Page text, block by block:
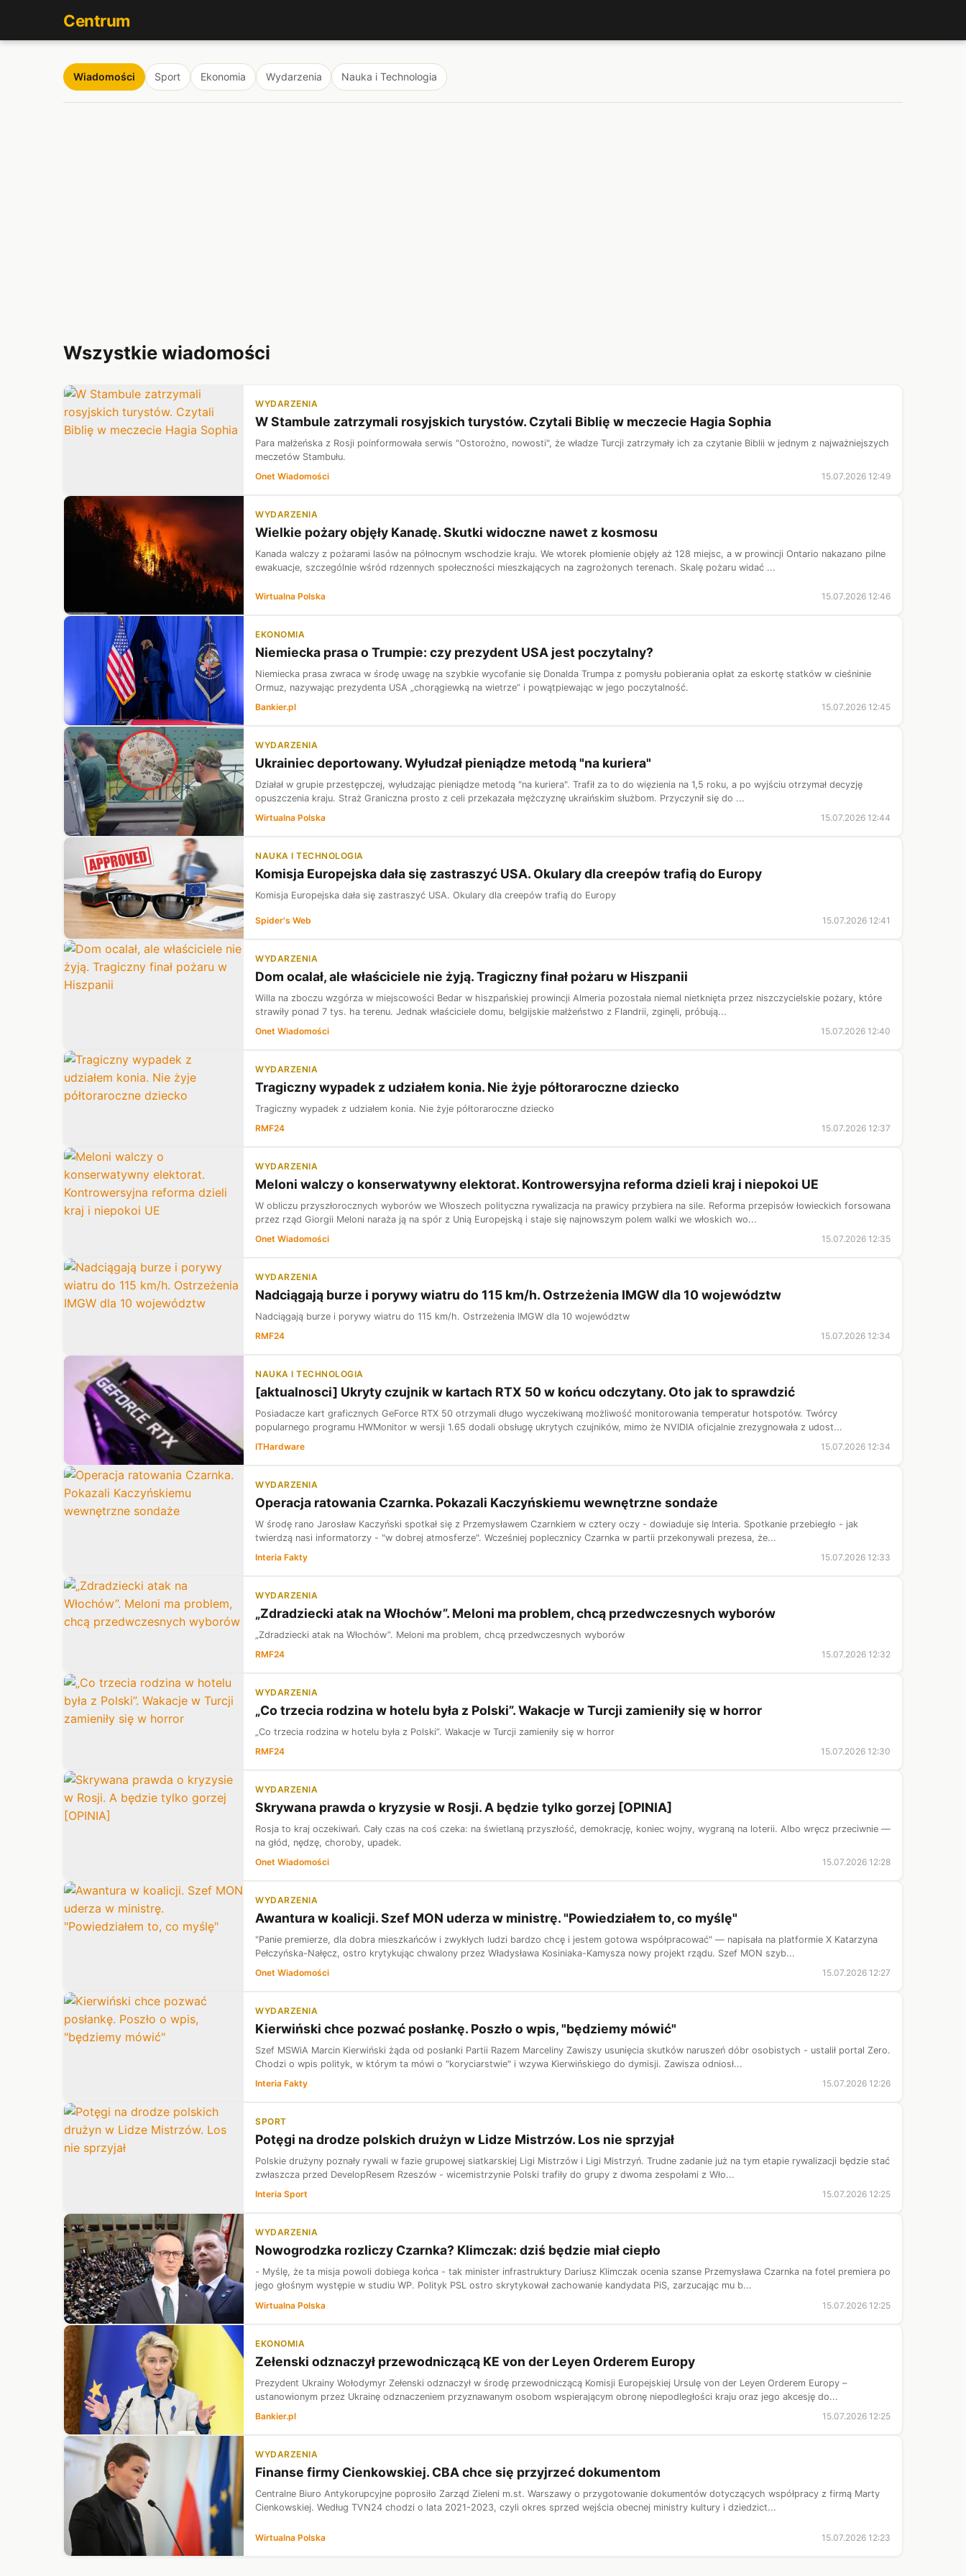
Centrum
Wiadomości Sport Ekonomia Wydarzenia Nauka i Technologia
Wszystkie wiadomości
WYDARZENIA
W Stambule zatrzymali rosyjskich turystów. Czytali Biblię w meczecie Hagia Sophia
Para małżeńska z Rosji poinformowała serwis "Ostorożno, nowosti", że władze Turcji zatrzymały ich za czytanie Biblii w jednym z najważniejszych
meczetów Stambułu.
Onet Wiadomości
15.07.2026 12:49
WYDARZENIA
Wielkie pożary objęły Kanadę. Skutki widoczne nawet z kosmosu
Kanada walczy z pożarami lasów na północnym wschodzie kraju. We wtorek płomienie objęły aż 128 miejsc, a w prowincji Ontario nakazano pilne
ewakuacje, szczególnie wśród rdzennych społeczności mieszkających na zagrożonych terenach. Skalę pożaru widać ...
Wirtualna Polska 15.07.2026 12:46
EKONOMIA
Niemiecka prasa o Trumpie: czy prezydent USA jest poczytalny?
Niemiecka prasa zwraca w środę uwagę na szybkie wycofanie się Donalda Trumpa z pomysłu pobierania opłat za eskortę statków w cieśninie
Ormuz, nazywając prezydenta USA „chorągiewką na wietrze” i powątpiewając w jego poczytalność.
Bankier.pl
15.07.2026 12:45
WYDARZENIA
Ukrainiec deportowany. Wyłudzał pieniądze metodą "na kuriera"
Działał w grupie przestępczej, wyłudzając pieniądze metodą "na kuriera". Trafił za to do więzienia na 1,5 roku, a po wyjściu otrzymał decyzję
opuszczenia kraju. Straż Graniczna prosto z celi przekazała mężczyznę ukraińskim służbom. Przyczynił się do ...
Wirtualna Polska
15.07.2026 12:44
NAUKA I TECHNOLOGIA
Komisja Europejska dała się zastraszyć USA. Okulary dla creepów trafią do Europy
Komisja Europejska dała się zastraszyć USA. Okulary dla creepów trafią do Europy
Spider's Web 15.07.2026 12:41
WYDARZENIA
Dom ocalał, ale właściciele nie żyją. Tragiczny finał pożaru w Hiszpanii
Willa na zboczu wzgórza w miejscowości Bedar w hiszpańskiej prowincji Almeria pozostała niemal nietknięta przez niszczycielskie pożary, które
strawiły ponad 7 tys. ha terenu. Jednak właściciele domu, belgijskie małżeństwo z Flandrii, zginęli, próbują...
Onet Wiadomości
15.07.2026 12:40
WYDARZENIA
Tragiczny wypadek z udziałem konia. Nie żyje półtoraroczne dziecko
Tragiczny wypadek z udziałem konia. Nie żyje półtoraroczne dziecko
RMF24
15.07.2026 12:37
WYDARZENIA
Meloni walczy o konserwatywny elektorat. Kontrowersyjna reforma dzieli kraj i niepokoi UE
W obliczu przyszłorocznych wyborów we Włoszech polityczna rywalizacja na prawicy przybiera na sile. Reforma przepisów łowieckich forsowana
przez rząd Giorgii Meloni naraża ją na spór z Unią Europejską i staje się najnowszym polem walki we włoskich wo...
Onet Wiadomości
15.07.2026 12:35
WYDARZENIA
Nadciągają burze i porywy wiatru do 115 km/h. Ostrzeżenia IMGW dla 10 województw
Nadciągają burze i porywy wiatru do 115 km/h. Ostrzeżenia IMGW dla 10 województw
RMF24
15.07.2026 12:34
NAUKA I TECHNOLOGIA
[aktualnosci] Ukryty czujnik w kartach RTX 50 w końcu odczytany. Oto jak to sprawdzić
Posiadacze kart graficznych GeForce RTX 50 otrzymali długo wyczekiwaną możliwość monitorowania temperatur hotspotów. Twórcy
popularnego programu HWMonitor w wersji 1.65 dodali obsługę ukrytych czujników, mimo że NVIDIA oficjalnie zrezygnowała z udost...
ITHardware
15.07.2026 12:34
WYDARZENIA
Operacja ratowania Czarnka. Pokazali Kaczyńskiemu wewnętrzne sondaże
W środę rano Jarosław Kaczyński spotkał się z Przemysławem Czarnkiem w cztery oczy - dowiaduje się Interia. Spotkanie przebiegło - jak
twierdzą nasi informatorzy - "w dobrej atmosferze". Wcześniej poplecznicy Czarnka w partii przekonywali prezesa, że...
Interia Fakty
15.07.2026 12:33
WYDARZENIA
„Zdradziecki atak na Włochów”. Meloni ma problem, chcą przedwczesnych wyborów
„Zdradziecki atak na Włochów”. Meloni ma problem, chcą przedwczesnych wyborów
RMF24
15.07.2026 12:32
WYDARZENIA
„Co trzecia rodzina w hotelu była z Polski”. Wakacje w Turcji zamieniły się w horror
„Co trzecia rodzina w hotelu była z Polski”. Wakacje w Turcji zamieniły się w horror
RMF24
15.07.2026 12:30
WYDARZENIA
Skrywana prawda o kryzysie w Rosji. A będzie tylko gorzej [OPINIA]
Rosja to kraj oczekiwań. Cały czas na coś czeka: na świetlaną przyszłość, demokrację, koniec wojny, wygraną na loterii. Albo wręcz przeciwnie —
na głód, nędzę, choroby, upadek.
Onet Wiadomości
15.07.2026 12:28
WYDARZENIA
Awantura w koalicji. Szef MON uderza w ministrę. "Powiedziałem to, co myślę"
"Panie premierze, dla dobra mieszkańców i zwykłych ludzi bardzo chcę i jestem gotowa współpracować" — napisała na platformie X Katarzyna
Pełczyńska-Nałęcz, ostro krytykując chwalony przez Władysława Kosiniaka-Kamysza nowy projekt rządu. Szef MON szyb...
Onet Wiadomości
15.07.2026 12:27
WYDARZENIA
Kierwiński chce pozwać posłankę. Poszło o wpis, "będziemy mówić"
Szef MSWiA Marcin Kierwiński żąda od posłanki Partii Razem Marceliny Zawiszy usunięcia skutków naruszeń dóbr osobistych - ustalił portal Zero.
Chodzi o wpis polityk, w którym ta mówi o "koryciarstwie" i wzywa Kierwińskiego do dymisji. Zawisza odniosł...
Interia Fakty
15.07.2026 12:26
SPORT
Potęgi na drodze polskich drużyn w Lidze Mistrzów. Los nie sprzyjał
Polskie drużyny poznały rywali w fazie grupowej siatkarskiej Ligi Mistrzów i Ligi Mistrzyń. Trudne zadanie już na tym etapie rywalizacji będzie stać
zwłaszcza przed DevelopResem Rzeszów - wicemistrzynie Polski trafiły do grupy z dwoma zespołami z Wło...
Interia Sport
15.07.2026 12:25
WYDARZENIA
Nowogrodzka rozliczy Czarnka? Klimczak: dziś będzie miał ciepło
- Myślę, że ta misja powoli dobiega końca - tak minister infrastruktury Dariusz Klimczak ocenia szanse Przemysława Czarnka na fotel premiera po
jego głośnym występie w studiu WP. Polityk PSL ostro skrytykował zachowanie kandydata PiS, zarzucając mu b...
Wirtualna Polska
15.07.2026 12:25
EKONOMIA
Zełenski odznaczył przewodniczącą KE von der Leyen Orderem Europy
Prezydent Ukrainy Wołodymyr Zełenski odznaczył w środę przewodniczącą Komisji Europejskiej Ursulę von der Leyen Orderem Europy –
ustanowionym przez Ukrainę odznaczeniem przyznawanym osobom wspierającym obronę niepodległości kraju oraz jego akcesję do...
Bankier.pl
15.07.2026 12:25
WYDARZENIA
Finanse firmy Cienkowskiej. CBA chce się przyjrzeć dokumentom
Centralne Biuro Antykorupcyjne poprosiło Zarząd Zieleni m.st. Warszawy o przygotowanie dokumentów dotyczących współpracy z firmą Marty
Cienkowskiej. Według TVN24 chodzi o lata 2021-2023, czyli okres sprzed wejścia obecnej ministry kultury i dziedzict...
Wirtualna Polska 15.07.2026 12:23